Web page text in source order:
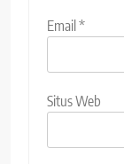
Email*
Situs Web